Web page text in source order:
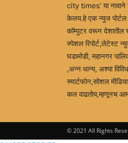
city times’ या
केलय.हे एक न्युज
कॉम्पुटर वरून देशातील
स्पेशल रिपोर्ट,लेटेस्ट
घडामोडी, महानगर
,अन्न धान्य, अश्या
स्मार्टफोन,सोशल
कल वाढतोय,म्हणूनच
© 2021 All Rights